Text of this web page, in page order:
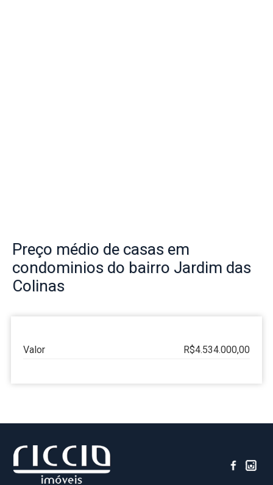
Preço médio de casas em
condominios do bairro Jardim das
Colinas
Valor R$4.534.000,00